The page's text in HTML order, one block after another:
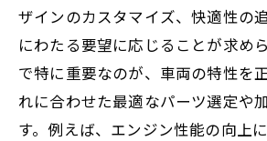
ザインのカスタマイズ、快適性の
にわたる要望に応じることが求め
で特に重要なのが、車両の特性を
れに合わせた最適なパーツ選定や
す。例えば、エンジン性能の向上